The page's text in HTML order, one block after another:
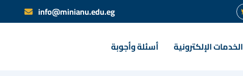
info@minianu.edu.eg
الخدمات الإلكترونية أسئلة وأجوبة